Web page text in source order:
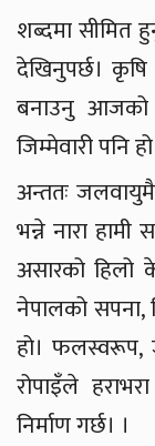
शब्दमा सीमित
देखिनुपर्छ।
बनाउनु आजको
जिम्मेवारी पनि
अन्ततः
भन्ने नारा
असारको हिलो
नेपालको सपना,
हो। फलस्वरूप,
रोपाइँले
निर्माण गर्छ। ।